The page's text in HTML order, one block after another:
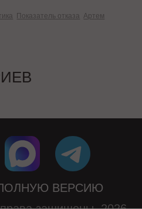
Показатель отказа Артем
ВЕРСИЮ